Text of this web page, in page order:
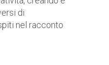
di
nel racconto